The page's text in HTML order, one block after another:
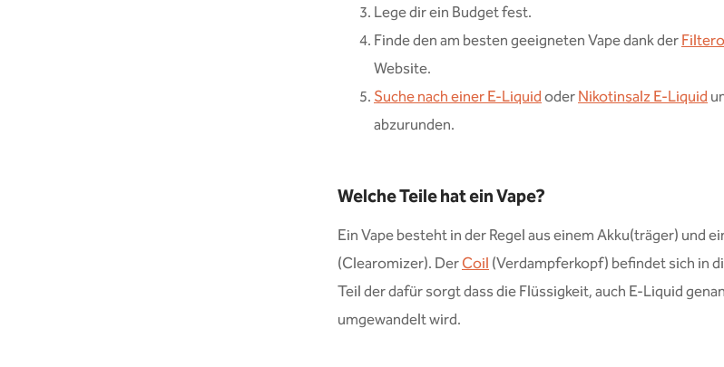
Lege dir ein Budget fest.
Finde den am besten geeigneten Vape dank der
Website.
Suche nach einer E-LiquidoderNikotinsalz E-Liquid
abzurunden.
Welche Teile hat ein Vape?
Ein Vape besteht in der Regel aus einem Akku(träger) und
(Clearomizer). DerCoil(Verdampferkopf) befindet sich in
Teil der dafür sorgt dass die Flüssigkeit, auch E-Liquid
umgewandelt wird.